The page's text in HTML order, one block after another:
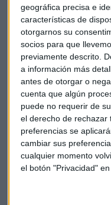
geográfica precisa e
características de
otorgarnos su
socios para que
previamente descrito.
a información más
antes de otorgar o
cuenta que algún
puede no requerir de
el derecho de rechazar
preferencias se
cambiar sus
cualquier momento
el botón "Privacidad"
ENERGÍA
España podría ser